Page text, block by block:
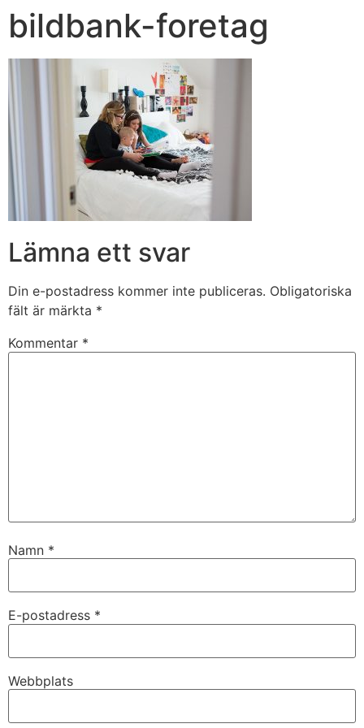
bildbank-foretag
Lämna ett svar
Din e-postadress kommer inte publiceras. Obligatoriska
fält är märkta *
Kommentar *
Namn *
E-postadress *
Webbplats